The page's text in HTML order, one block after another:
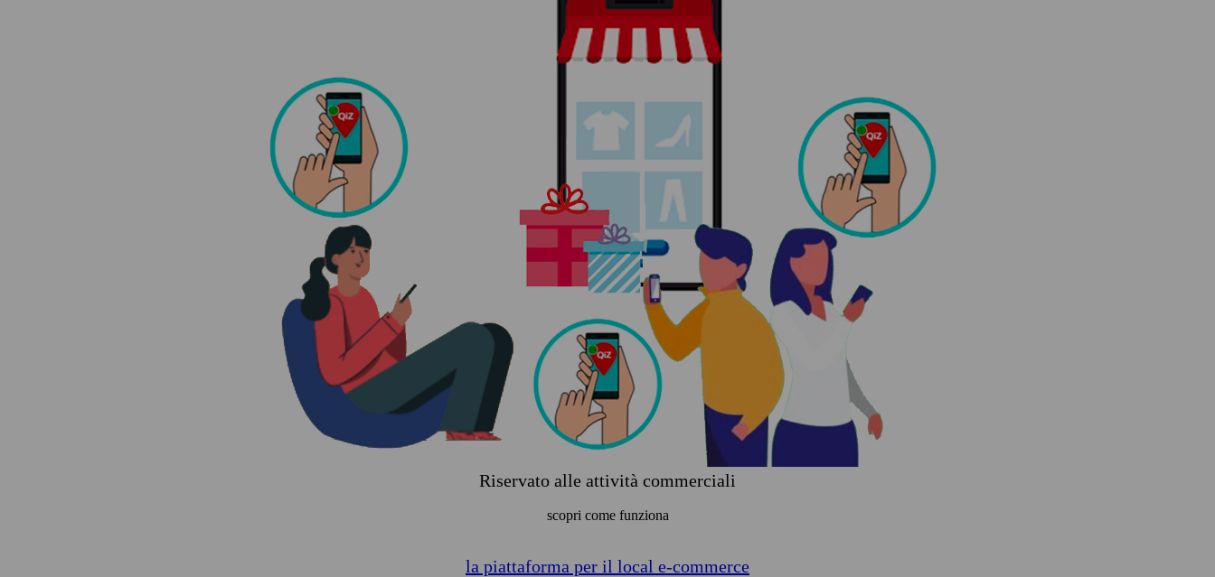
Riservato alle attività commerciali
scopri come funziona
la piattaforma per il local e-commerce